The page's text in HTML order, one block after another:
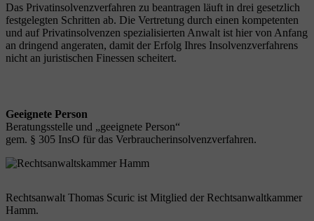
Das Privatinsolvenzverfahren zu beantragen läuft in drei gesetzlich
festgelegten Schritten ab. Die Vertretung durch einen kompetenten
und auf Privatinsolvenzen spezialisierten Anwalt ist hier von Anfang
an dringend angeraten, damit der Erfolg Ihres Insolvenzverfahrens
nicht an juristischen Finessen scheitert.
Geeignete Person
Beratungsstelle und „geeignete Person“
gem. § 305 InsO für das Verbraucherinsolvenzverfahren.
Rechtsanwalt Thomas Scuric ist Mitglied der Rechtsanwaltkammer
Hamm.